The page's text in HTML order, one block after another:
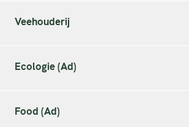
Veehouderij
Ecologie (Ad)
Food (Ad)